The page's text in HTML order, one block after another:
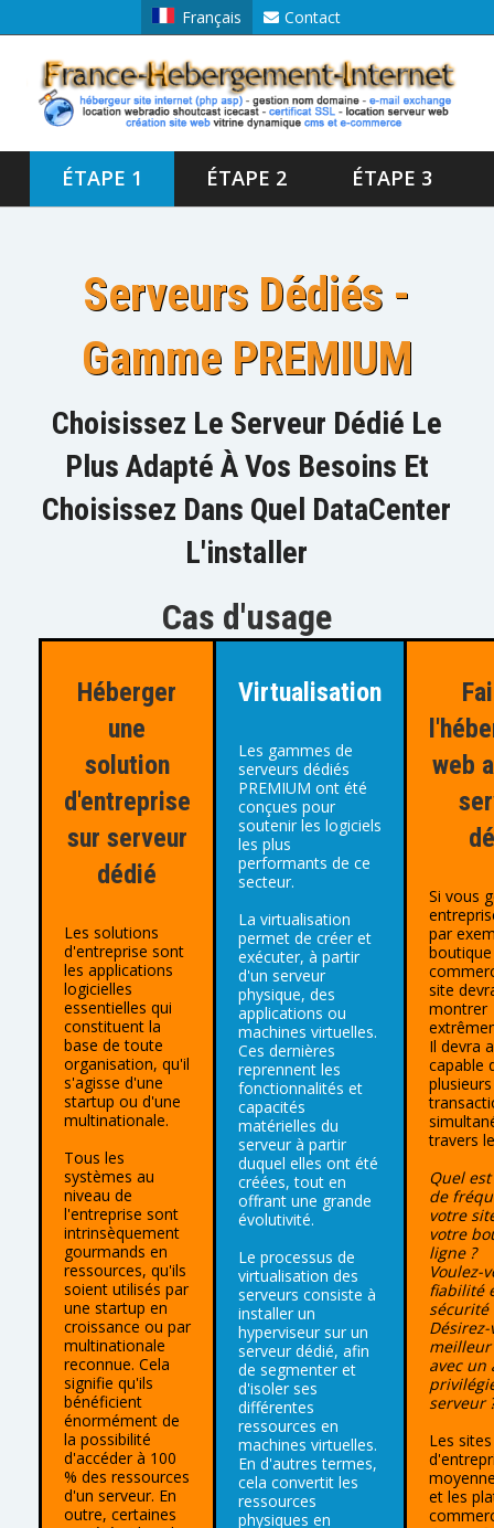
Français Contact
ÉTAPE 1 ÉTAPE 2 ÉTAPE 3
Serveurs Dédiés -
Gamme PREMIUM
Choisissez Le Serveur Dédié Le
Plus Adapté À Vos Besoins Et
Choisissez Dans Quel DataCenter
L'installer
Cas d'usage
Héberger
une
solution
d'entreprise
sur serveur
dédié
Les solutions
d'entreprise sont
les applications
logicielles
essentielles qui
constituent la
base de toute
organisation, qu'il
s'agisse d'une
startup ou d'une
multinationale.
Tous les
systèmes au
niveau de
l'entreprise sont
intrinsèquement
gourmands en
ressources, qu'ils
soient utilisés par
une startup en
croissance ou par
multinationale
reconnue. Cela
signifie qu'ils
bénéficient
énormément de
la possibilité
d'accéder à 100
% des ressources
d'un serveur. En
outre, certaines
Virtualisation
Les gammes de
serveurs dédiés
PREMIUM ont été
conçues pour
soutenir les logiciels
les plus
performants de ce
secteur.
La virtualisation
permet de créer et
exécuter, à partir
d'un serveur
physique, des
applications ou
machines virtuelles.
Ces dernières
reprennent les
fonctionnalités et
capacités
matérielles du
serveur à partir
duquel elles ont été
créées, tout en
offrant une grande
évolutivité.
Le processus de
virtualisation des
serveurs consiste à
installer un
hyperviseur sur un
serveur dédié, afin
de segmenter et
d'isoler ses
différentes
ressources en
machines virtuelles.
En d'autres termes,
cela convertit les
ressources
physiques en
web
Si vous
par
site
montrer
Il devra
capable
travers
Quel
de
votre
votre
ligne ?
Voulez-
fiabilité
sécurité
avec un
serveur
Les
et les